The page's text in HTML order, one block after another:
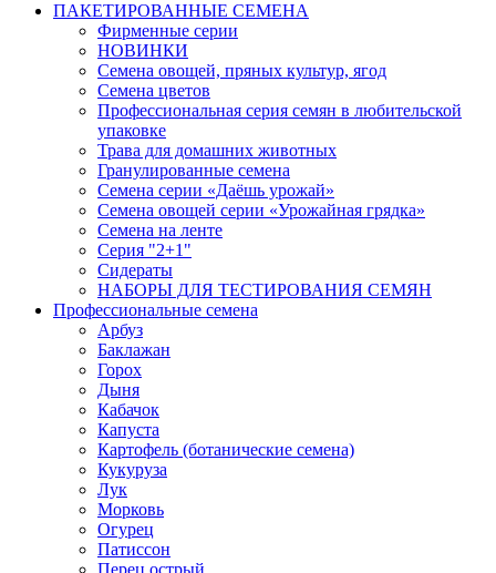
ПАКЕТИРОВАННЫЕ СЕМЕНА
Фирменные серии
НОВИНКИ
Семена овощей, пряных культур, ягод
Семена цветов
Профессиональная серия семян в любительской
упаковке
Трава для домашних животных
Гранулированные семена
Семена серии «Даёшь урожай»
Семена овощей серии «Урожайная грядка»
Семена на ленте
Серия "2+1"
Сидераты
НАБОРЫ ДЛЯ ТЕСТИРОВАНИЯ СЕМЯН
Профессиональные семена
Арбуз
Баклажан
Горох
Дыня
Кабачок
Капуста
Картофель (ботанические семена)
Кукуруза
Лук
Морковь
Огурец
Патиссон